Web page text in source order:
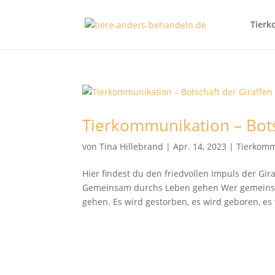
Tierkommunikation –
vonTina Hillebrand |Apr. 14, 2023 |
Hier findest du den friedvollen Impuls der
Gemeinsam durchs Leben gehen Wer
gehen. Es wird gestorben, es wird geboren, es